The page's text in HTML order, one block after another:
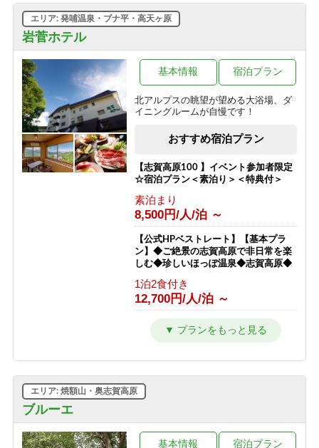
10,100円/人/泊 ～
を満喫！【一人旅】
1泊2食付き
13,400円/人/泊 ～
【朝食付プラン】23時までチェックイ
ンOK! 山里朝食と天然かけ流し温泉
【志賀高原】
朝食のみ
6,800円/人/泊 ～
【横手山スカイレーター】チケット付
きプラン★標高2307ｍから志賀高原を
一望「日本最高所の動く歩道」
1泊2食付き
12,300円/人/泊 ～
【ホタル鑑賞】日本一のゲンジボタル
の幻想的な乱舞をこの夏の思い出に！
【星空観賞】【１泊２食付き】
1泊2食付き
の自然の中で暮らすように過ごす【貸
切風呂付】【2食付連泊プラン】
99,999円/人/泊 ～
岩菅ホテル
エリア: 発哺温泉・ブナ平・高天ヶ原
北アルプスの眺望が望める大浴場、ダ
イニングルームが自慢です！
基本情報 宿泊プラン
おすすめ宿泊プラン
【志賀高原100 】イベント参加者限定
☆宿泊プラン＜素泊り＞＜特典付＞
素泊まり
8,500円/人/泊 ～
【公式HPベストレート】【基本プラ
ン】◆ご絶景の志賀高原で非日常を楽
しむ◆珍しいほっぽ温泉◆志賀高原◆
1泊2食付き
12,700円/人/泊 ～
【公式ベストレート】【エコプラン・
一泊二食付】アメニティ無しでお得で
テル
12,300円/人/泊 ～
賀高原で非日常を楽しむ◆珍しいほっ
ぽ温泉◆志賀高原◆
ブルーエ
エリア: 焼額山・奥志賀高原
基本情報 宿泊プラン